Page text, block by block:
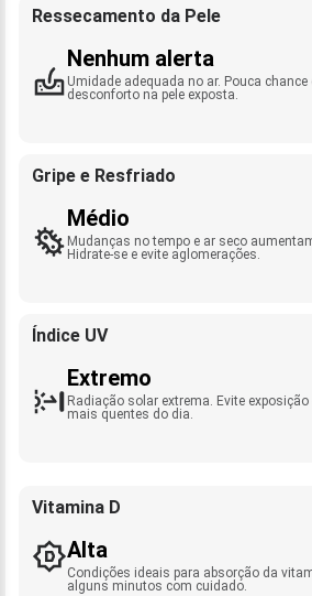
Ressecamento da Pele
Nenhum alerta
Umidade adequada no ar. Pouca
desconforto na pele exposta.
Gripe e Resfriado
Médio
Mudanças no tempo e ar seco
Hidrate-se e evite aglomerações.
Índice UV
Extremo
Radiação solar extrema. Evite
mais quentes do dia.
Vitamina D
Alta
Condições ideais para absorção da
alguns minutos com cuidado.